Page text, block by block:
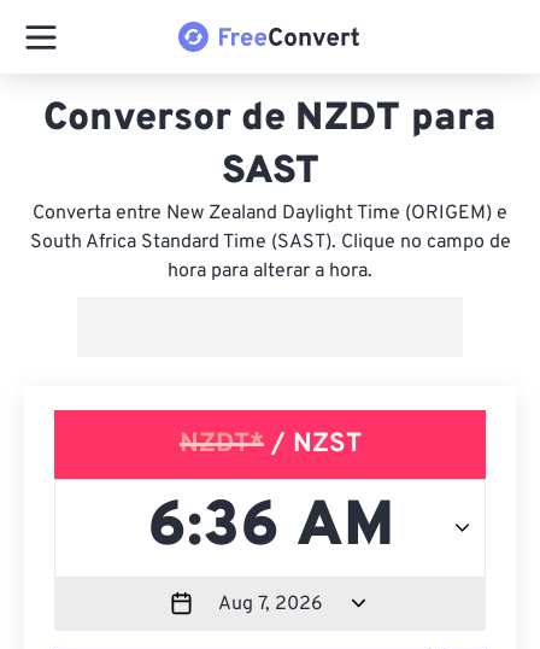
Conversor de NZDT para
SAST
Converta entre New Zealand Daylight Time (ORIGEM) e
South Africa Standard Time (SAST). Clique no campo de
hora para alterar a hora.
NZDT*/ NZST